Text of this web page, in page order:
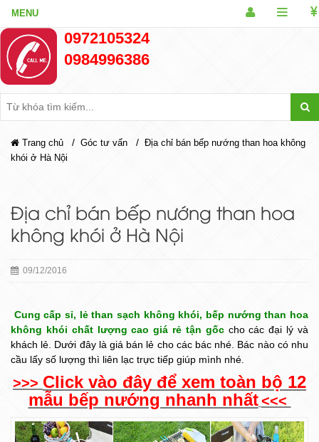
0972105324
0984996386
Trang chủ / Góc tư vấn / Địa chỉ bán bếp nướng than hoa không
khói ở Hà Nội
Địa chỉ bán bếp nướng than hoa
không khói ở Hà Nội
09/12/2016
Cung cấp sỉ, lẻ than sạch không khói, bếp nướng than hoa
không khói chất lượng cao giá rẻ tận gốccho các đại lý và
khách lẻ. Dưới đây là giá bán lẻ cho các bác nhé. Bác nào có nhu
cầu lấy số lượng thì liên lạc trực tiếp giúp mình nhé.
>>> Click vào đây để xem toàn bộ 12
mẫu bếp nướng nhanh nhất <<<